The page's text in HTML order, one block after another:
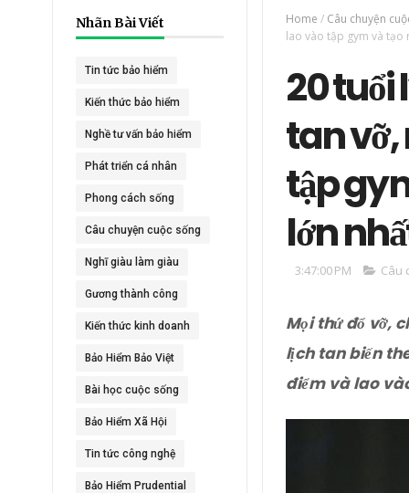
Nhãn Bài Viết
Tin tức bảo hiểm
Kiến thức bảo hiểm
Nghề tư vấn bảo hiểm
Phát triển cá nhân
Phong cách sống
Câu chuyện cuộc sống
Nghĩ giàu làm giàu
Gương thành công
Kiến thức kinh doanh
Bảo Hiểm Bảo Việt
Bài học cuộc sống
Bảo Hiểm Xã Hội
Tin tức công nghệ
Bảo Hiểm Prudential
Home / Câu chuyện
lao vào tập gym và tạo
20 tuổi
tan
tập
lớn
3:47:00 PM Câu
Mọi thứ đổ vỡ,
lịch tan biến
điểm và lao